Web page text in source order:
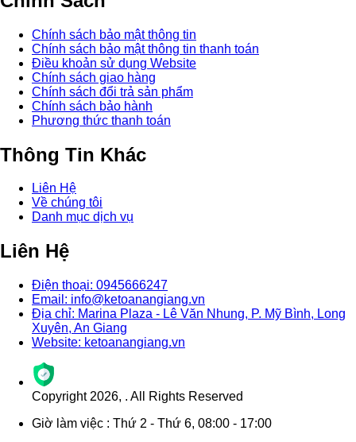
Chính sách bảo mật thông tin
Chính sách bảo mật thông tin thanh toán
Điều khoản sử dụng Website
Chính sách giao hàng
Chính sách đổi trả sản phẩm
Chính sách bảo hành
Phương thức thanh toán
Thông Tin Khác
Liên Hệ
Về chúng tôi
Danh mục dịch vụ
Liên Hệ
Điện thoại: 0945666247
Email: info@ketoanangiang.vn
Địa chỉ: Marina Plaza - Lê Văn Nhung, P. Mỹ Bình, Long
Xuyên, An Giang
Website: ketoanangiang.vn
Copyright 2026, . All Rights Reserved
Giờ làm việc : Thứ 2 - Thứ 6, 08:00 - 17:00